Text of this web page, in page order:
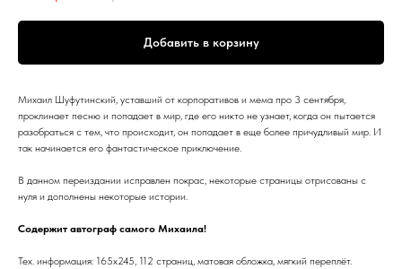
Добавить в корзину
Михаил Шуфутинский, уставший от корпоративов и мема про 3 сентября,
проклинает песню и попадает в мир, где его никто не узнает, когда он пытается
разобраться с тем, что происходит, он попадает в еще более причудливый мир. И
так начинается его фантастическое приключение.
В данном переиздании исправлен покрас, некоторые страницы отрисованы с
нуля и дополнены некоторые истории.
Содержит автограф самого Михаила!
Тех. информация: 165х245, 112 страниц, матовая обложка, мягкий переплёт.